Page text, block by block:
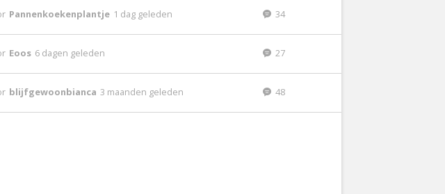
Pannenkoekenplantje 1 dag geleden 34
Eoos 6 dagen geleden 27
blijfgewoonbianca 3 maanden geleden 48